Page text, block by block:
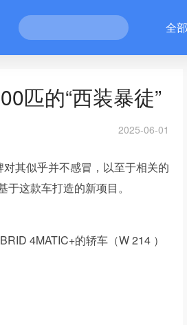
全
匹的“西装暴徒”
2025-06-01
其似乎并不感冒，以至于相关的
这款车打造的新项目。
4MATIC+的轿车（W 214 ）